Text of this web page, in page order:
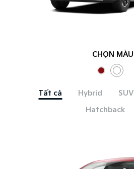
CHỌN MÀU
Tất cả Hybrid SUV
Hatchback